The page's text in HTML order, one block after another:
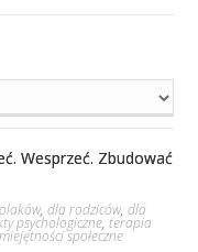
, dla rodziców, dla
psychologiczne, terapia
społeczne